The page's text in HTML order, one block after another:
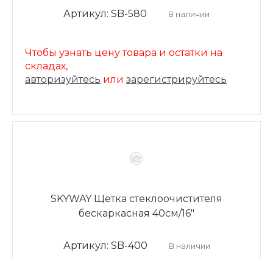
Артикул: SB-580 В наличии
Чтобы узнать цену товара и остатки на
складах,
авторизуйтесь или зарегистрируйтесь
SKYWAY Щетка стеклоочистителя
бескаркасная 40см/16"
Артикул: SB-400 В наличии